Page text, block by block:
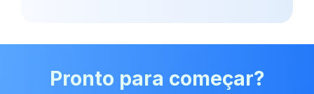
Pronto para começar?